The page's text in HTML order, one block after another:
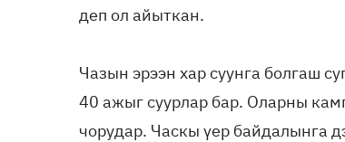
деп ол айыткан.
Чазын эрээн хар суунга болгаш
40 ажыг суурлар бар. Оларны
чорудар. Часкы үер байдалынга